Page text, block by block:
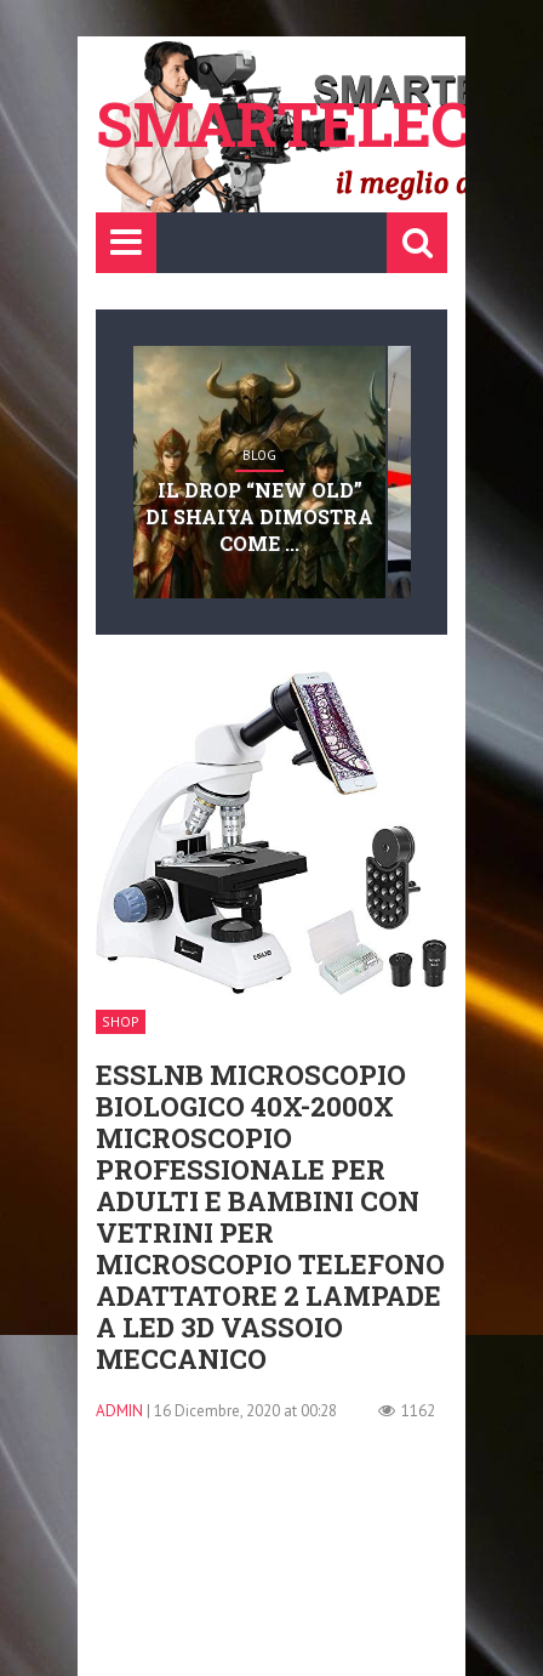
BLOG
IL DROP “NEW OLD”
DI SHAIYA DIMOSTRA
COME ...
SHOP
ESSLNB MICROSCOPIO
BIOLOGICO 40X-2000X
MICROSCOPIO
PROFESSIONALE PER
ADULTI E BAMBINI CON
VETRINI PER
MICROSCOPIO TELEFONO
ADATTATORE 2 LAMPADE
A LED 3D VASSOIO
MECCANICO
ADMIN | 16 Dicembre, 2020 at 00:28 1162